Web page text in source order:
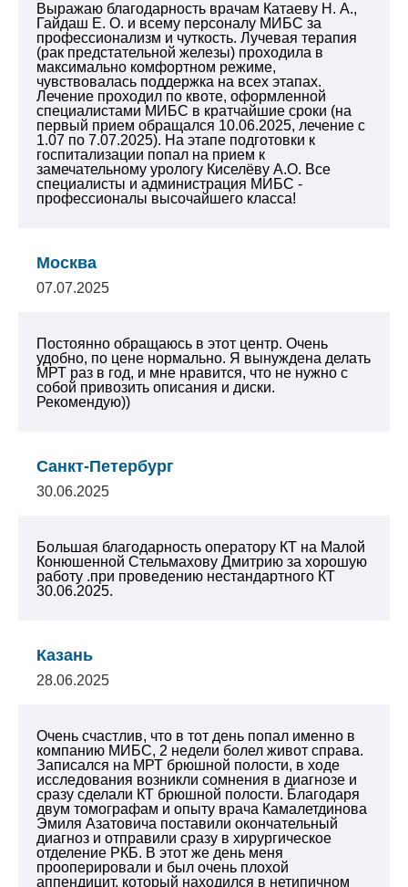
Выражаю благодарность врачам Катаеву Н. А.,
Гайдаш Е. О. и всему персоналу МИБС за
профессионализм и чуткость. Лучевая терапия
(рак предстательной железы) проходила в
максимально комфортном режиме,
чувствовалась поддержка на всех этапах.
Лечение проходил по квоте, оформленной
специалистами МИБС в кратчайшие сроки (на
первый прием обращался 10.06.2025, лечение с
1.07 по 7.07.2025). На этапе подготовки к
госпитализации попал на прием к
замечательному урологу Киселёву А.О. Все
специалисты и администрация МИБС -
профессионалы высочайшего класса!
Москва
07.07.2025
Постоянно обращаюсь в этот центр. Очень
удобно, по цене нормально. Я вынуждена делать
МРТ раз в год, и мне нравится, что не нужно с
собой привозить описания и диски.
Рекомендую))
Санкт-Петербург
30.06.2025
Большая благодарность оператору КТ на Малой
Конюшенной Стельмахову Дмитрию за хорошую
работу .при проведению нестандартного КТ
30.06.2025.
Казань
28.06.2025
Очень счастлив, что в тот день попал именно в
компанию МИБС, 2 недели болел живот справа.
Записался на МРТ брюшной полости, в ходе
исследования возникли сомнения в диагнозе и
сразу сделали КТ брюшной полости. Благодаря
двум томографам и опыту врача Камалетдинова
Эмиля Азатовича поставили окончательный
диагноз и отправили сразу в хирургическое
отделение РКБ. В этот же день меня
прооперировали и был очень плохой
аппендицит, который находился в нетипичном